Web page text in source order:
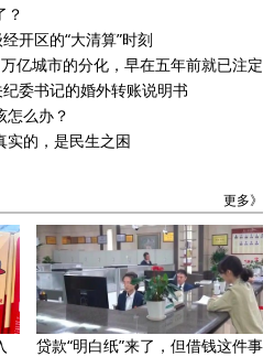
？
开区的“大清算”时刻
亿城市的分化，早在五年前就已注定
委书记的婚外转账说明书
怎么办？
实的，是民生之困
更多》
贷款“明白纸”来了，但借钱这件事